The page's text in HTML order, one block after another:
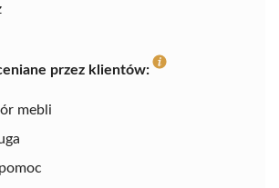
przez klientów:
mebli